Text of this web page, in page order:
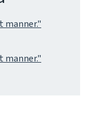
manner."
manner."